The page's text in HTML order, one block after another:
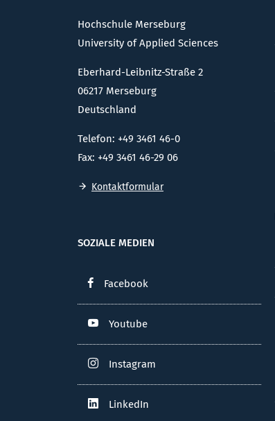
Hochschule Merseburg
University of Applied Sciences
Eberhard-Leibnitz-Straße 2
06217 Merseburg
Deutschland
Telefon: +49 3461 46-0
Fax: +49 3461 46-29 06
Kontaktformular
SOZIALE MEDIEN
Facebook
Youtube
Instagram
LinkedIn